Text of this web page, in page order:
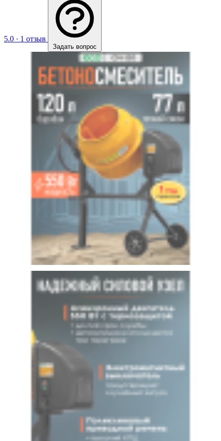
5.0 · 1 отзыв
Задать вопрос